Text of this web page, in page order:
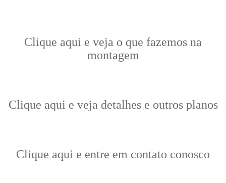
Clique aqui e veja o que fazemos na
montagem
Clique aqui e veja detalhes e outros planos
Clique aqui e entre em contato conosco